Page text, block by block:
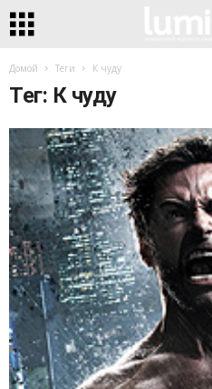
Домой Теги К чуду
Тег: К чуду